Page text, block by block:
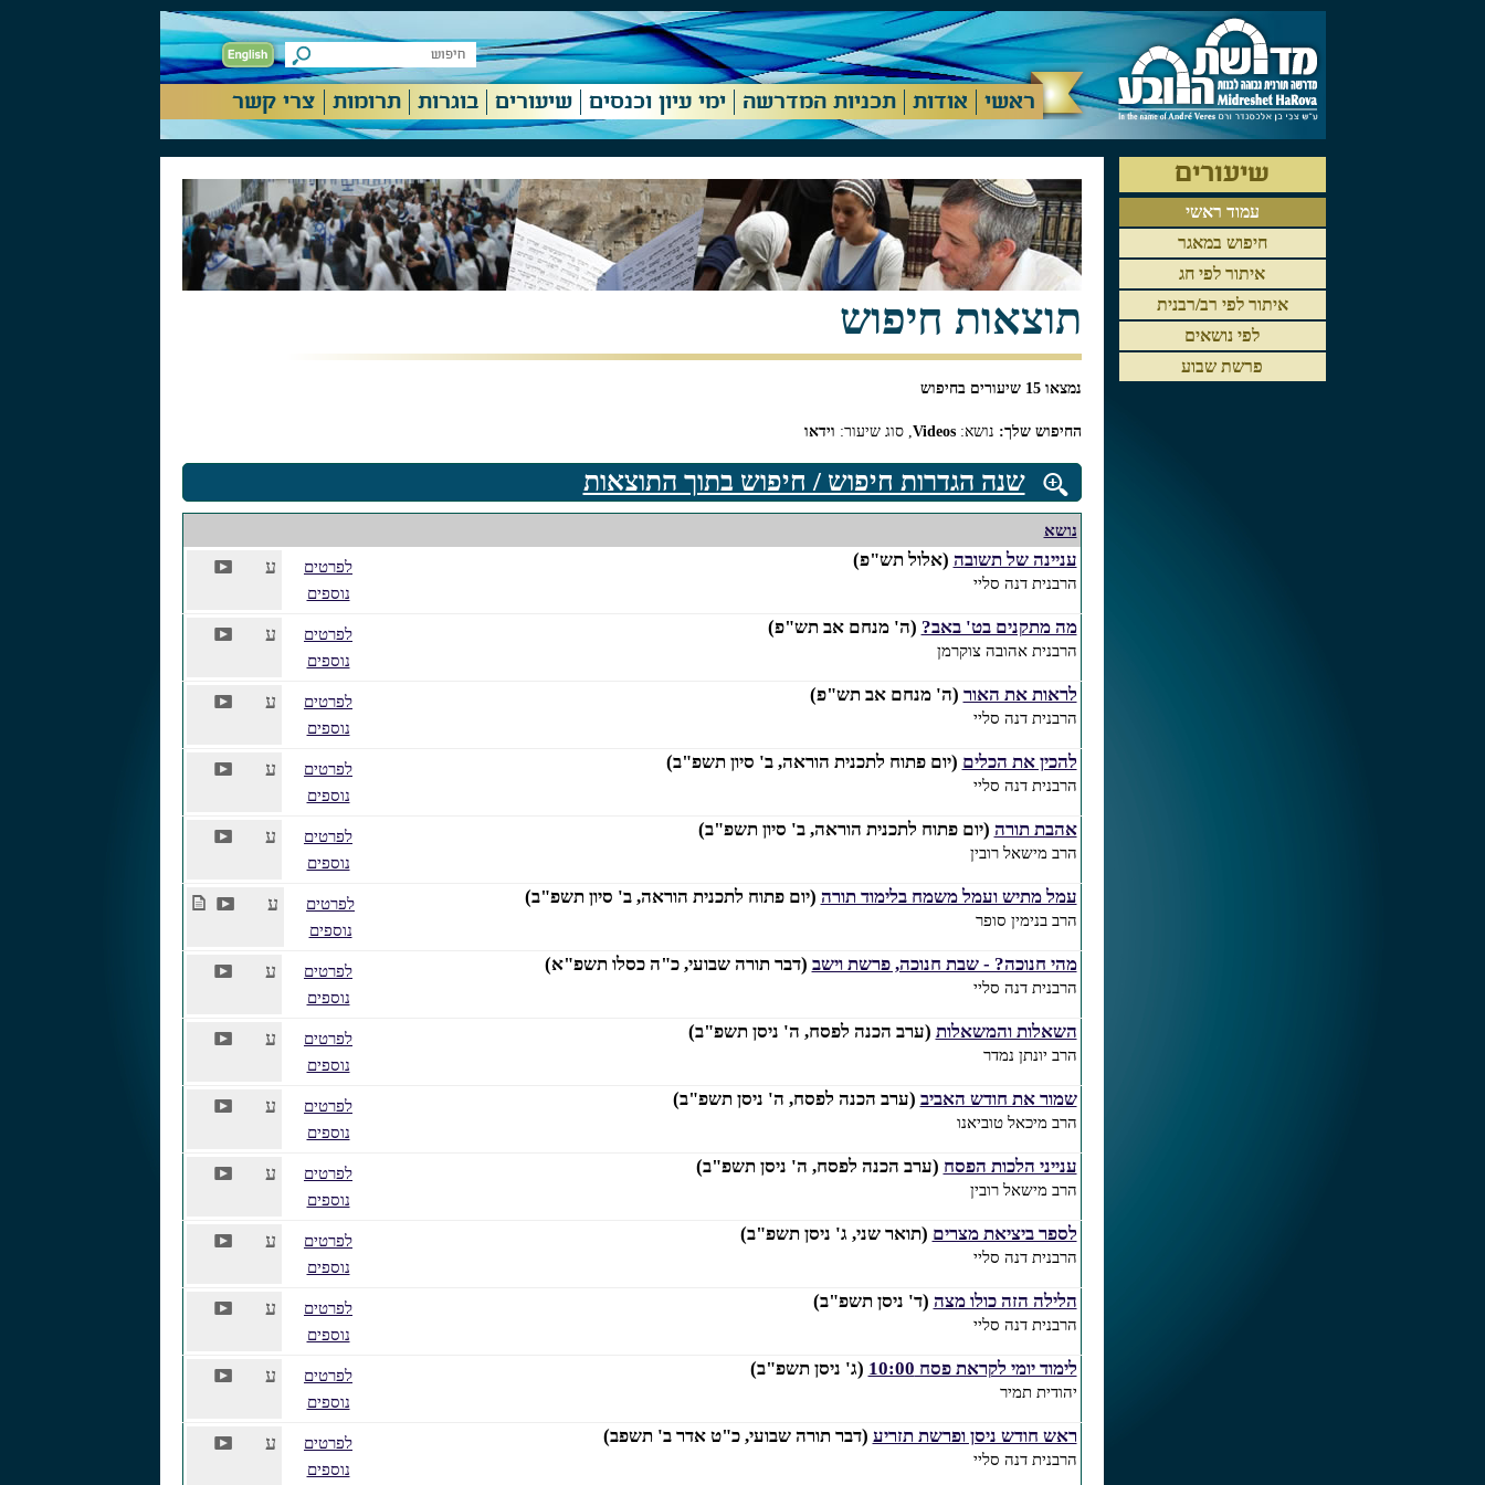
ראשי אודות תכניות המדרשה ימי עיון וכנסים שיעורים בוגרות תרומות צרי קשר
תוצאות חיפוש
נמצאו 15 שיעורים בחיפוש
החיפוש שלך: נושא:Videos, סוג שיעור: וידאו
y שנה הגדרות חיפוש / חיפוש בתוך התוצאות
נושא
לפרטים
נוספים
ע P עניינה של תשובה (אלול תש"פ)
הרבנית דנה סליי
לפרטים
נוספים
ע P מה מתקנים בט' באב? (ה' מנחם אב תש"פ)
הרבנית אהובה צוקרמן
לפרטים
נוספים
ע P לראות את האור (ה' מנחם אב תש"פ)
הרבנית דנה סליי
לפרטים
נוספים
ע P להכין את הכלים (יום פתוח לתכנית הוראה, ב' סיון תשפ"ב)
הרבנית דנה סליי
לפרטים
נוספים
ע P אהבת תורה (יום פתוח לתכנית הוראה, ב' סיון תשפ"ב)
הרב מישאל רובין
לפרטים
נוספים
ע P
K עמל מתיש ועמל משמח בלימוד תורה (יום פתוח לתכנית הוראה, ב' סיון תשפ"ב)
הרב בנימין סופר
לפרטים
נוספים
ע P מהי חנוכה? - שבת חנוכה, פרשת וישב (דבר תורה שבועי, כ"ה כסלו תשפ"א)
הרבנית דנה סליי
לפרטים
נוספים
ע P השאלות והמשאלות (ערב הכנה לפסח, ה' ניסן תשפ"ב)
הרב יונתן נמדר
לפרטים
נוספים
ע P שמור את חודש האביב (ערב הכנה לפסח, ה' ניסן תשפ"ב)
הרב מיכאל טוביאנו
לפרטים
נוספים
ע P ענייני הלכות הפסח (ערב הכנה לפסח, ה' ניסן תשפ"ב)
הרב מישאל רובין
לפרטים
נוספים
ע P לספר ביציאת מצרים (תואר שני, ג' ניסן תשפ"ב)
הרבנית דנה סליי
לפרטים
נוספים
ע P הלילה הזה כולו מצה (ד' ניסן תשפ"ב)
הרבנית דנה סליי
לפרטים
נוספים
ע P לימוד יומי לקראת פסח 10:00 (ג' ניסן תשפ"ב)
יהודית תמיר
לפרטים
נוספים
ע P ראש חודש ניסן ופרשת תזריע (דבר תורה שבועי, כ"ט אדר ב' תשפב)
הרבנית דנה סליי
שיעורים
עמוד ראשי
חיפוש במאגר
איתור לפי חג
איתור לפי רב/רבנית
לפי נושאים
פרשת שבוע